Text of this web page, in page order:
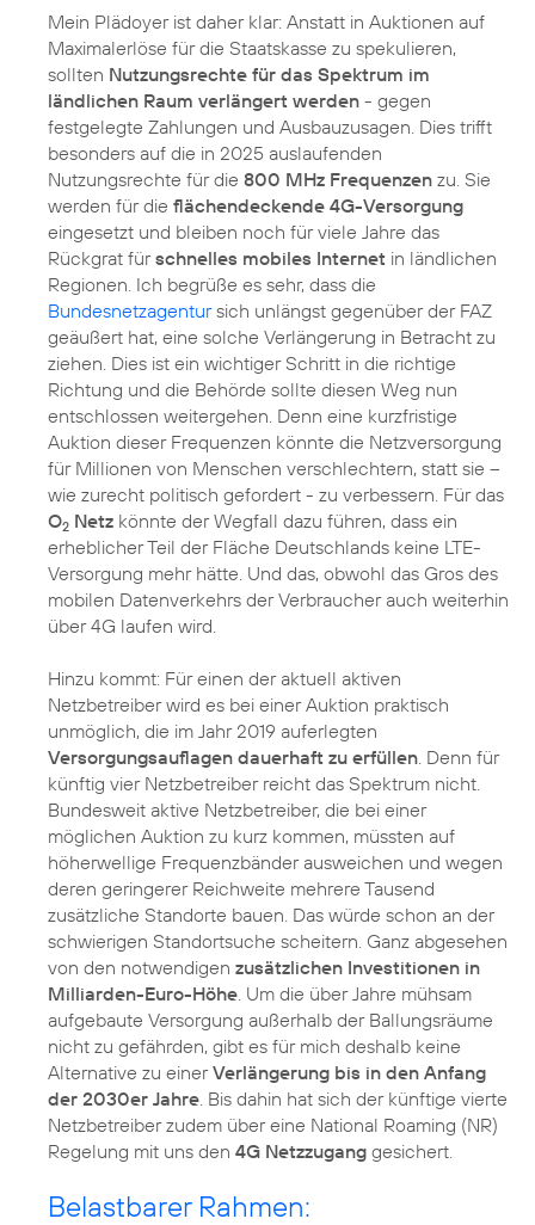
Mein Plädoyer ist daher klar: Anstatt in Auktionen auf
Maximalerlöse für die Staatskasse zu spekulieren,
sollten Nutzungsrechte für das Spektrum im
ländlichen Raum verlängert werden - gegen
festgelegte Zahlungen und Ausbauzusagen. Dies trifft
besonders auf die in 2025 auslaufenden
Nutzungsrechte für die 800 MHz Frequenzen zu. Sie
werden für die flächendeckende 4G-Versorgung
eingesetzt und bleiben noch für viele Jahre das
Rückgrat fürschnelles mobiles Internet in ländlichen
Regionen. Ich begrüße es sehr, dass die
Bundesnetzagentursich unlängst gegenüber der FAZ
geäußert hat, eine solche Verlängerung in Betracht zu
ziehen. Dies ist ein wichtiger Schritt in die richtige
Richtung und die Behörde sollte diesen Weg nun
entschlossen weitergehen. Denn eine kurzfristige
Auktion dieser Frequenzen könnte die Netzversorgung
für Millionen von Menschen verschlechtern, statt sie –
wie zurecht politisch gefordert - zu verbessern. Für das
O2 Netz könnte der Wegfall dazu führen, dass ein
erheblicher Teil der Fläche Deutschlands keine LTE-
Versorgung mehr hätte. Und das, obwohl das Gros des
mobilen Datenverkehrs der Verbraucher auch weiterhin
über 4G laufen wird.
Hinzu kommt: Für einen der aktuell aktiven
Netzbetreiber wird es bei einer Auktion praktisch
unmöglich, die im Jahr 2019 auferlegten
Versorgungsauflagen dauerhaft zu erfüllen . Denn für
künftig vier Netzbetreiber reicht das Spektrum nicht.
Bundesweit aktive Netzbetreiber, die bei einer
möglichen Auktion zu kurz kommen, müssten auf
höherwellige Frequenzbänder ausweichen und wegen
deren geringerer Reichweite mehrere Tausend
zusätzliche Standorte bauen. Das würde schon an der
schwierigen Standortsuche scheitern. Ganz abgesehen
von den notwendigen zusätzlichen Investitionen in
Milliarden-Euro-Höhe . Um die über Jahre mühsam
aufgebaute Versorgung außerhalb der Ballungsräume
nicht zu gefährden, gibt es für mich deshalb keine
Alternative zu einerVerlängerung bis in den Anfang
der 2030er Jahre . Bis dahin hat sich der künftige vierte
Netzbetreiber zudem über eine National Roaming (NR)
Regelung mit uns den 4G Netzzugang
Belastbarer Rahmen: